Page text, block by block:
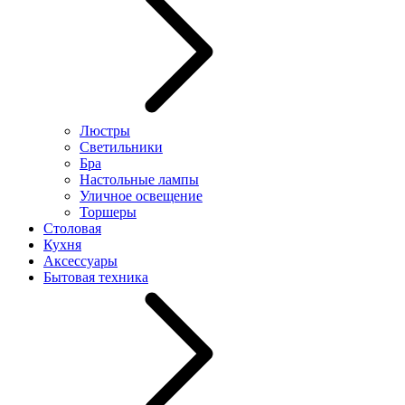
Люстры
Светильники
Бра
Настольные лампы
Уличное освещение
Торшеры
Столовая
Кухня
Аксессуары
Бытовая техника